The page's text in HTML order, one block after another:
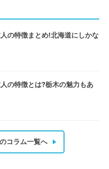
の特徴まとめ!北海道にしかな
の特徴とは?栃木の魅力もあ
コラム一覧へ